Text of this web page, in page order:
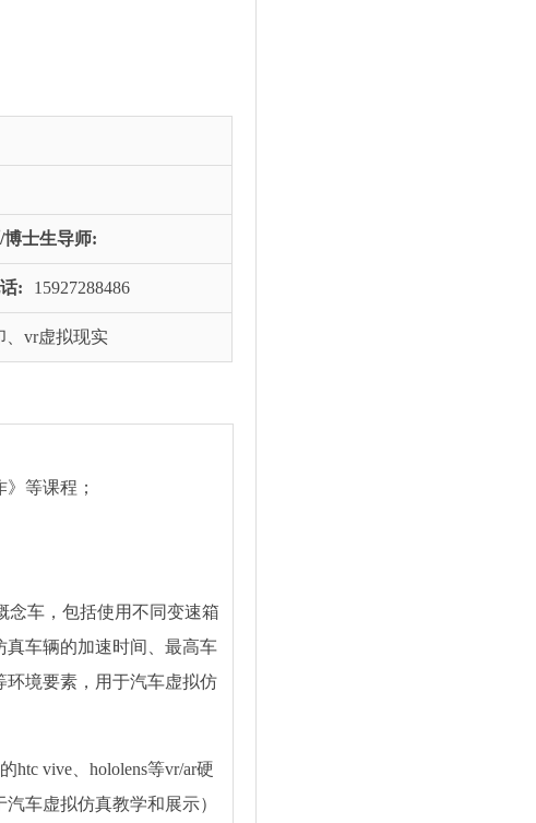
博士生导师:
: 15927288486
、vr虚拟现实
等课程；
念车，包括使用不同变速箱
真车辆的加速时间、最高车
境要素，用于汽车虚拟仿
htc vive hololens等vr/ar硬
汽车虚拟仿真教学和展示）